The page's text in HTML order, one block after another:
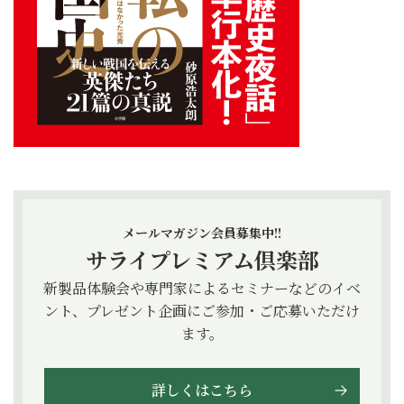
メールマガジン会員募集中!!
サライプレミアム倶楽部
新製品体験会や専門家によるセミナーなどのイベ
ント、プレゼント企画にご参加・ご応募いただけ
ます。
詳しくはこちら